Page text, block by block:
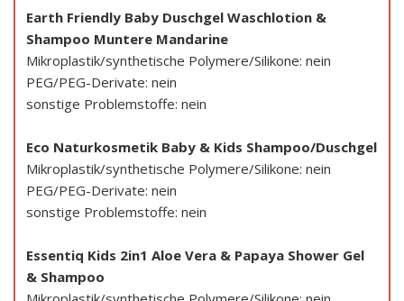
Earth Friendly Baby Duschgel Waschlotion &
Shampoo Muntere Mandarine
Mikroplastik/synthetische Polymere/Silikone: nein
PEG/PEG-Derivate: nein
sonstige Problemstoffe: nein
Eco Naturkosmetik Baby & Kids Shampoo/Duschgel
Mikroplastik/synthetische Polymere/Silikone: nein
PEG/PEG-Derivate: nein
sonstige Problemstoffe: nein
Essentiq Kids 2in1 Aloe Vera & Papaya Shower Gel
& Shampoo